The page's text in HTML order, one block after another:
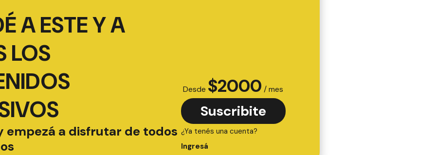
A ESTE Y A
LOS
empezá a disfrutar de todos
Desde $2000 / mes
Suscribite
¿Ya tenés una cuenta?
Ingresá